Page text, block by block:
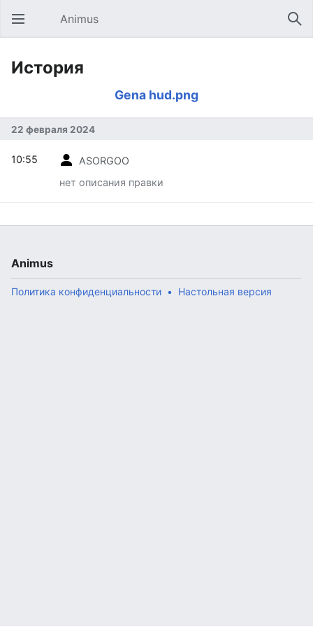
Открыть главное меню Animus
История
Gena hud.png
22 февраля 2024
ASORGOO
нет описания правки
10:55
Animus
Политика конфиденциальности Настольная версия